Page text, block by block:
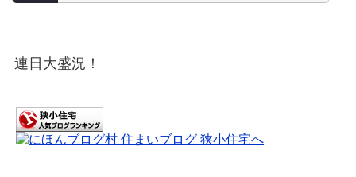
連日大盛況！